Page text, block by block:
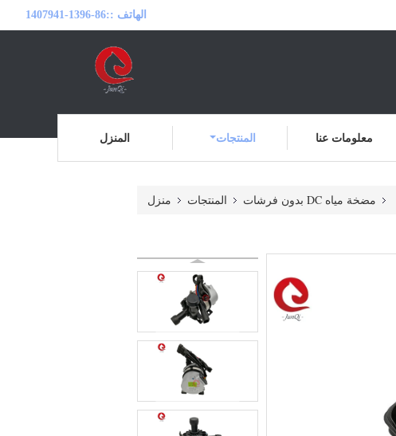
الهاتف ::86-1396-1407941
المنزل المنتجات معلومات عنا
منزل المنتجات مضخة مياه DC بدون فرشات